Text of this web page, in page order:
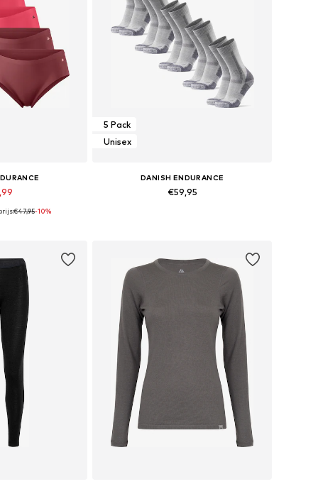
S, M, L, XL
€47,95-10%
5 Pack
Unisex
DANISH ENDURANCE
€59,95